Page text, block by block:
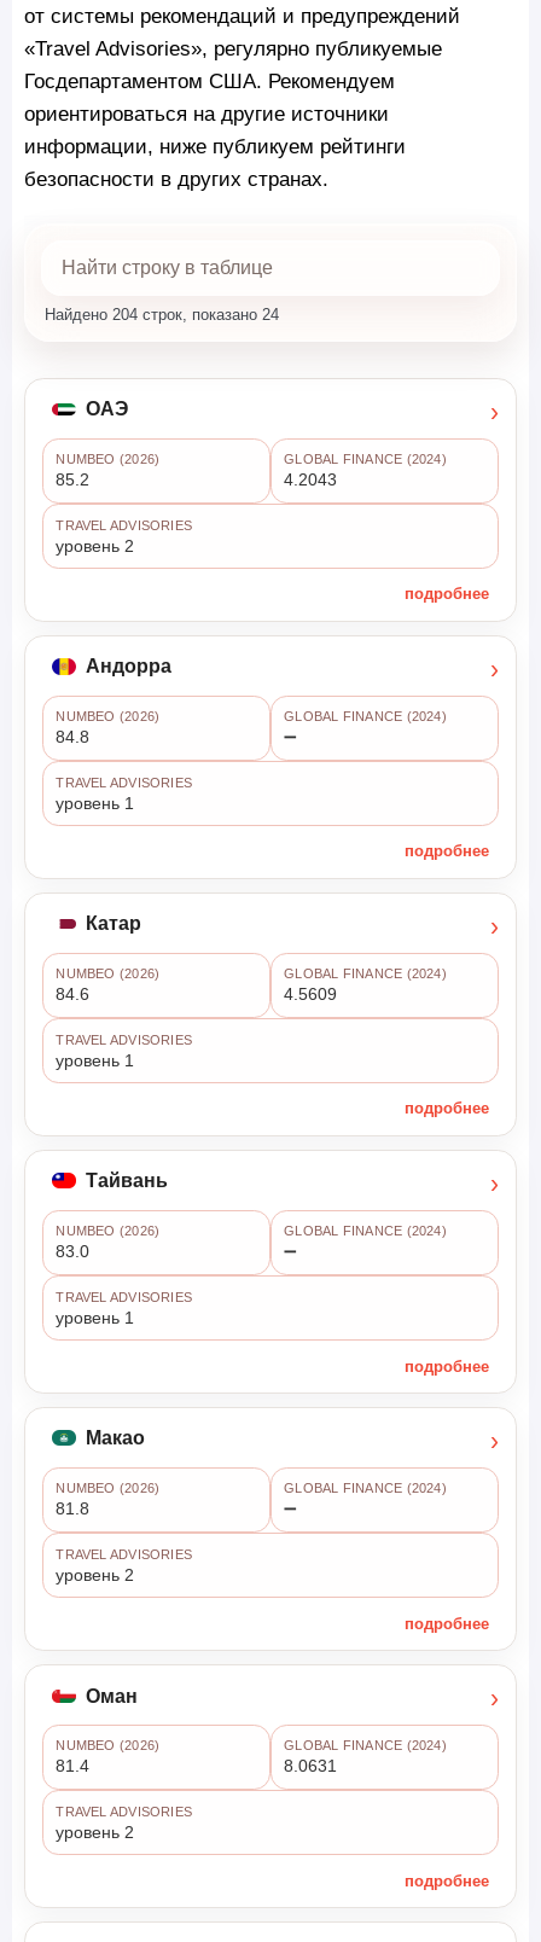
от системы рекомендаций и предупреждений
«Travel Advisories», регулярно публикуемые
Госдепартаментом США. Рекомендуем
ориентироваться на другие источники
информации, ниже публикуем рейтинги
безопасности в других странах.
Найдено 204 строк, показано 24
ОАЭ ›
NUMBEO (2026)
85.2
GLOBAL FINANCE (2024)
4.2043
TRAVEL ADVISORIES
уровень 2
подробнее
Андорра ›
NUMBEO (2026)
84.8
GLOBAL FINANCE (2024)
➖
TRAVEL ADVISORIES
уровень 1
подробнее
Катар ›
NUMBEO (2026)
84.6
GLOBAL FINANCE (2024)
4.5609
TRAVEL ADVISORIES
уровень 1
подробнее
Тайвань ›
NUMBEO (2026)
83.0
GLOBAL FINANCE (2024)
➖
TRAVEL ADVISORIES
уровень 1
подробнее
Макао ›
NUMBEO (2026)
81.8
GLOBAL FINANCE (2024)
➖
TRAVEL ADVISORIES
уровень 2
подробнее
Оман ›
NUMBEO (2026)
81.4
GLOBAL FINANCE (2024)
8.0631
TRAVEL ADVISORIES
уровень 2
подробнее